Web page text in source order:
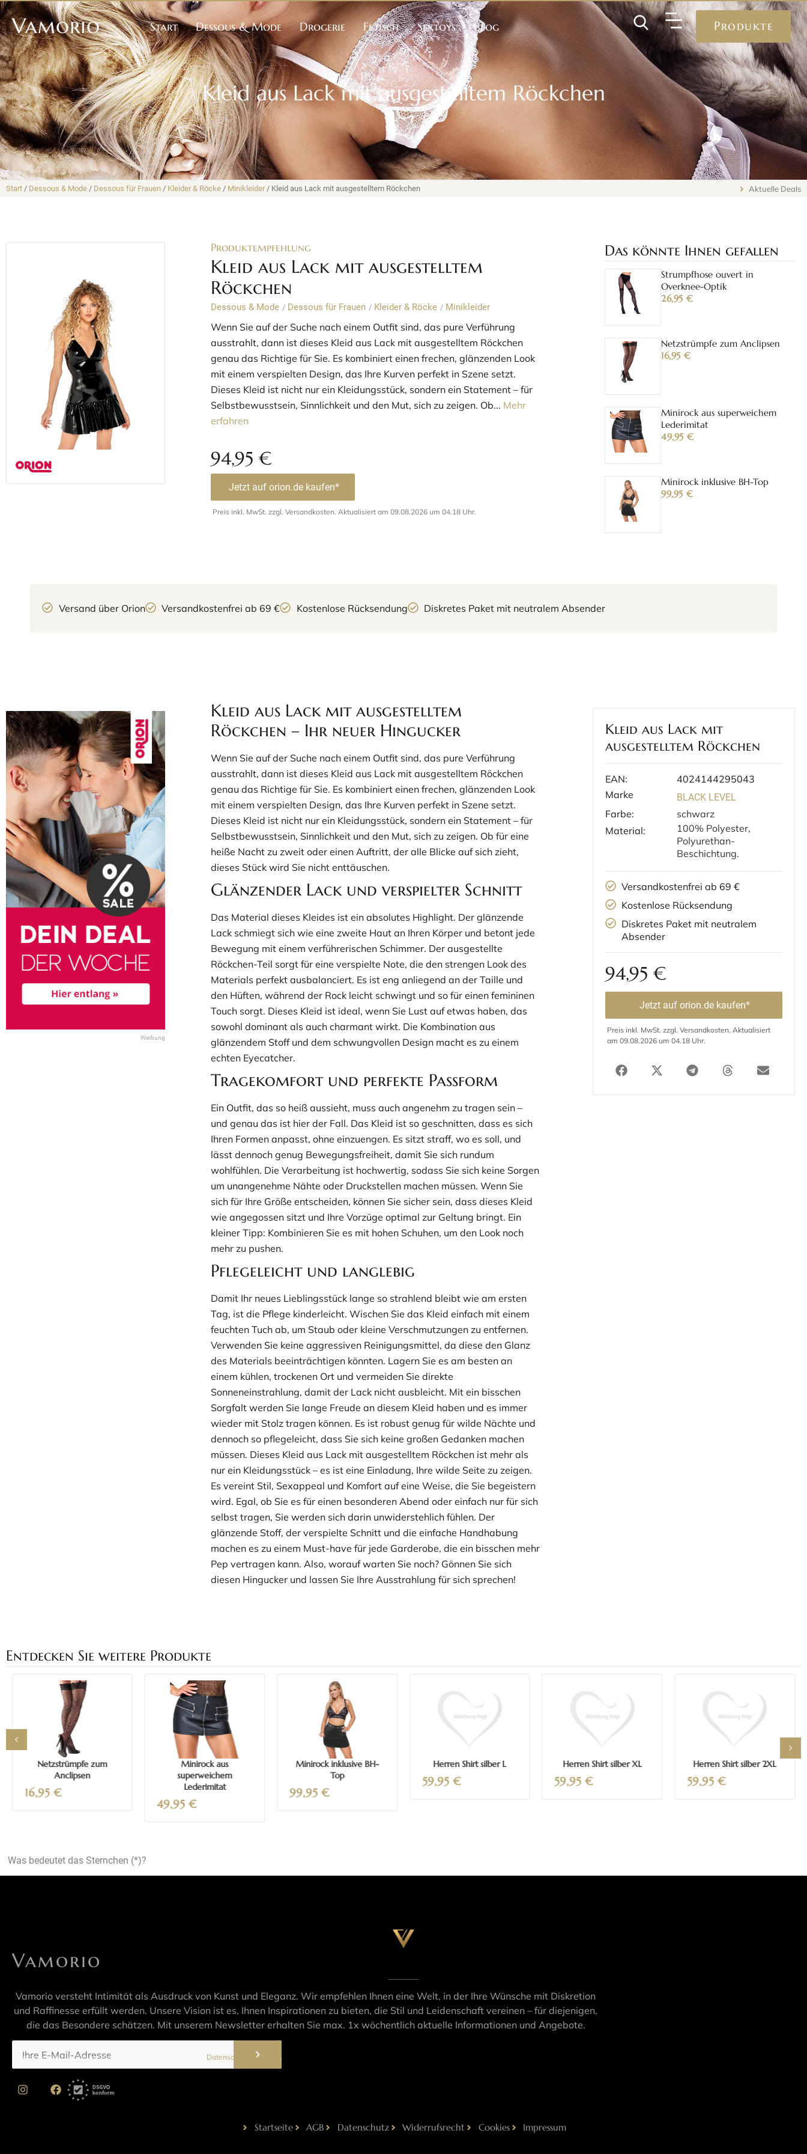
Vamorio Start Dessous & Mode Drogerie Fetisch Sextoys Blog Produkte
Kleid aus Lack mit ausgestelltem Röckchen
Start / Dessous & Mode / Dessous für Frauen / Kleider & Röcke / Minikleider/ Kleid aus Lack mit ausgestelltem Röckchen Aktuelle Deals
Produktempfehlung
Kleid aus Lack mit ausgestelltem
Röckchen
Dessous & Mode / Dessous für Frauen / Kleider & Röcke / Minikleider
Wenn Sie auf der Suche nach einem Outfit sind, das pure Verführung
ausstrahlt, dann ist dieses Kleid aus Lack mit ausgestelltem Röckchen
genau das Richtige für Sie. Es kombiniert einen frechen, glänzenden Look
mit einem verspielten Design, das Ihre Kurven perfekt in Szene setzt.
Dieses Kleid ist nicht nur ein Kleidungsstück, sondern ein Statement – für
Selbstbewusstsein, Sinnlichkeit und den Mut, sich zu zeigen. Ob... Mehr
erfahren
94,95 €
Jetzt auf orion.de kaufen*
Preis inkl. MwSt. zzgl. Versandkosten. Aktualisiert am 09.08.2026 um 04.18 Uhr.
Das könnte Ihnen gefallen
Strumpfhose ouvert in
Overknee-Optik
26,95€
Netzstrümpfe zum Anclipsen
16,95€
Minirock aus superweichem
Lederimitat
49,95€
Minirock inklusive BH-Top
99,95€
Versand über Orion Versandkostenfrei ab 69 € Kostenlose Rücksendung Diskretes Paket mit neutralem Absender
Kleid aus Lack mit ausgestelltem
Röckchen – Ihr neuer Hingucker
Wenn Sie auf der Suche nach einem Outfit sind, das pure Verführung
ausstrahlt, dann ist dieses Kleid aus Lack mit ausgestelltem Röckchen
genau das Richtige für Sie. Es kombiniert einen frechen, glänzenden Look
mit einem verspielten Design, das Ihre Kurven perfekt in Szene setzt.
Dieses Kleid ist nicht nur ein Kleidungsstück, sondern ein Statement – für
Selbstbewusstsein, Sinnlichkeit und den Mut, sich zu zeigen. Ob für eine
heiße Nacht zu zweit oder einen Auftritt, der alle Blicke auf sich zieht,
dieses Stück wird Sie nicht enttäuschen.
Glänzender Lack und verspielter Schnitt
Das Material dieses Kleides ist ein absolutes Highlight. Der glänzende
Lack schmiegt sich wie eine zweite Haut an Ihren Körper und betont jede
Bewegung mit einem verführerischen Schimmer. Der ausgestellte
Röckchen-Teil sorgt für eine verspielte Note, die den strengen Look des
Materials perfekt ausbalanciert. Es ist eng anliegend an der Taille und
den Hüften, während der Rock leicht schwingt und so für einen femininen
Touch sorgt. Dieses Kleid ist ideal, wenn Sie Lust auf etwas haben, das
sowohl dominant als auch charmant wirkt. Die Kombination aus
glänzendem Stoff und dem schwungvollen Design macht es zu einem
echten Eyecatcher.
Tragekomfort und perfekte Passform
Ein Outfit, das so heiß aussieht, muss auch angenehm zu tragen sein –
und genau das ist hier der Fall. Das Kleid ist so geschnitten, dass es sich
Ihren Formen anpasst, ohne einzuengen. Es sitzt straff, wo es soll, und
lässt dennoch genug Bewegungsfreiheit, damit Sie sich rundum
wohlfühlen. Die Verarbeitung ist hochwertig, sodass Sie sich keine Sorgen
um unangenehme Nähte oder Druckstellen machen müssen. Wenn Sie
sich für Ihre Größe entscheiden, können Sie sicher sein, dass dieses Kleid
wie angegossen sitzt und Ihre Vorzüge optimal zur Geltung bringt. Ein
kleiner Tipp: Kombinieren Sie es mit hohen Schuhen, um den Look noch
mehr zu pushen.
Pflegeleicht und langlebig
Damit Ihr neues Lieblingsstück lange so strahlend bleibt wie am ersten
Tag, ist die Pflege kinderleicht. Wischen Sie das Kleid einfach mit einem
feuchten Tuch ab, um Staub oder kleine Verschmutzungen zu entfernen.
Verwenden Sie keine aggressiven Reinigungsmittel, da diese den Glanz
des Materials beeinträchtigen könnten. Lagern Sie es am besten an
einem kühlen, trockenen Ort und vermeiden Sie direkte
Sonneneinstrahlung, damit der Lack nicht ausbleicht. Mit ein bisschen
Sorgfalt werden Sie lange Freude an diesem Kleid haben und es immer
wieder mit Stolz tragen können. Es ist robust genug für wilde Nächte und
dennoch so pflegeleicht, dass Sie sich keine großen Gedanken machen
müssen. Dieses Kleid aus Lack mit ausgestelltem Röckchen ist mehr als
nur ein Kleidungsstück – es ist eine Einladung, Ihre wilde Seite zu zeigen.
Es vereint Stil, Sexappeal und Komfort auf eine Weise, die Sie begeistern
wird. Egal, ob Sie es für einen besonderen Abend oder einfach nur für sich
selbst tragen, Sie werden sich darin unwiderstehlich fühlen. Der
glänzende Stoff, der verspielte Schnitt und die einfache Handhabung
machen es zu einem Must-have für jede Garderobe, die ein bisschen mehr
Pep vertragen kann. Also, worauf warten Sie noch? Gönnen Sie sich
diesen Hingucker und lassen Sie Ihre Ausstrahlung für sich sprechen!
Kleid aus Lack mit
ausgestelltem Röckchen
EAN:
4024144295043
Marke
BLACK LEVEL
Farbe:
schwarz
Material:
100% Polyester,
Polyurethan-
Beschichtung.
Versandkostenfrei ab 69 €
Kostenlose Rücksendung
Diskretes Paket mit neutralem
Absender
94,95 €
Jetzt auf orion.de kaufen*
Preis inkl. MwSt. zzgl. Versandkosten. Aktualisiert
am 09.08.2026 um 04.18 Uhr.
Entdecken Sie weitere Produkte
Netzstrümpfe zum
Anclipsen
16,95 €
Mehr erfahren
Minirock aus
superweichem
Lederimitat
49,95€
Mehr erfahren
Minirock inklusive BH-
Top
99,95€
Mehr erfahren
Herren Shirt silber L
59,95 €
Mehr erfahren
Herren Shirt silber XL
59,95€
Mehr erfahren
Herren Shirt silber 2XL
59,95€
Mehr erfahren
Was bedeutet das Sternchen (*)?
Vamorio
Vamorio versteht Intimität als Ausdruck von Kunst und Eleganz. Wir empfehlen Ihnen eine Welt, in der Ihre Wünsche mit Diskretion
und Raffinesse erfüllt werden. Unsere Vision ist es, Ihnen Inspirationen zu bieten, die Stil und Leidenschaft vereinen – für diejenigen,
die das Besondere schätzen. Mit unserem Newsletter erhalten Sie max. 1x wöchentlich aktuelle Informationen und Angebote.
Informationen zur Datenverarbeitung finden Sie in unserer Datenschutzerklärung .
Startseite AGB Datenschutz Widerrufsrecht Cookies Impressum